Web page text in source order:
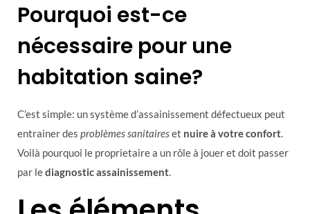
Pourquoi est-ce
nécessaire pour une
habitation saine?
C’est simple: un système d’assainissement défectueux peut
entrainer des problèmes sanitaireset nuire à votre confort.
Voilà pourquoi le proprietaire a un rôle à jouer et doit passer
par lediagnostic assainissement.